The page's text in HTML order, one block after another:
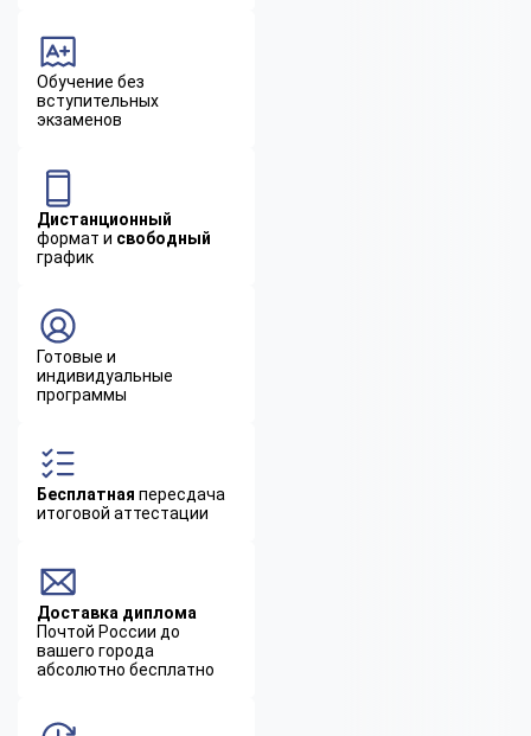
Обучение без
вступительных
экзаменов
Дистанционный
формат и свободный
график
Готовые и
индивидуальные
программы
Бесплатная пересдача
итоговой аттестации
Доставка диплома
Почтой России до
вашего города
абсолютно бесплатно